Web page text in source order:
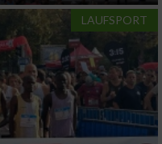
LAUFSPORT